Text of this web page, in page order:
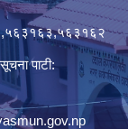
पाटी: